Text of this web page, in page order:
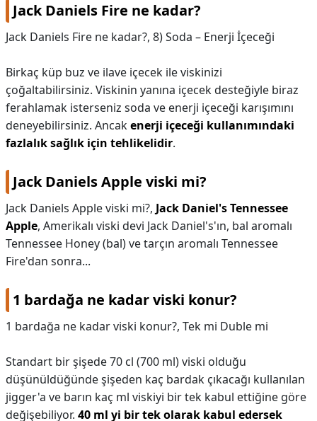
Jack Daniels Fire ne kadar?
Jack Daniels Fire ne kadar?, 8) Soda – Enerji İçeceği
Birkaç küp buz ve ilave içecek ile viskinizi
çoğaltabilirsiniz. Viskinin yanına içecek desteğiyle biraz
ferahlamak isterseniz soda ve enerji içeceği karışımını
deneyebilirsiniz. Ancakenerji içeceği kullanımındaki
fazlalık sağlık için tehlikelidir.
Jack Daniels Apple viski mi?
Jack Daniels Apple viski mi?, Jack Daniel's Tennessee
Apple, Amerikalı viski devi Jack Daniel's'ın, bal aromalı
Tennessee Honey (bal) ve tarçın aromalı Tennessee
Fire'dan sonra...
1 bardağa ne kadar viski konur?
1 bardağa ne kadar viski konur?, Tek mi Duble mi
Standart bir şişede 70 cl (700 ml) viski olduğu
düşünüldüğünde şişeden kaç bardak çıkacağı kullanılan
jigger'a ve barın kaç ml viskiyi bir tek kabul ettiğine göre
değişebiliyor. 40 ml yi bir tek olarak kabul edersek